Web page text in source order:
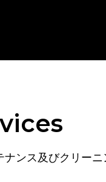
ンス及びクリーニ